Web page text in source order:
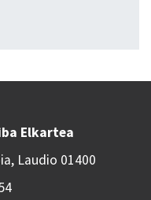
Elkartea
Laudio 01400